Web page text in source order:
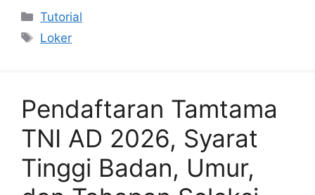
Categories
Tutorial
Tags
Loker
Pendaftaran Tamtama
TNI AD 2026, Syarat
Tinggi Badan, Umur,